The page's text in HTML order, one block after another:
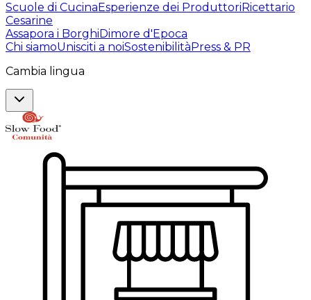
Scuole di CucinaEsperienze dei ProduttoriRicettario
Cesarine
Assapora i BorghiDimore d'Epoca
Chi siamoUnisciti a noiSostenibilitàPress & PR
Cambia lingua